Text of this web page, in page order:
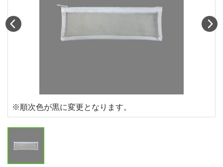
※順次色が黒に変更となります。